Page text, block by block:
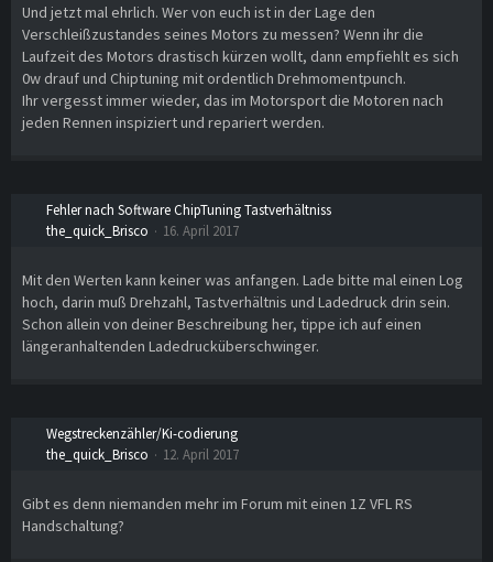
Und jetzt mal ehrlich. Wer von euch ist in der Lage den
Verschleißzustandes seines Motors zu messen? Wenn ihr die
Laufzeit des Motors drastisch kürzen wollt, dann empfiehlt es sich
0w drauf und Chiptuning mit ordentlich Drehmomentpunch.
Ihr vergesst immer wieder, das im Motorsport die Motoren nach
jeden Rennen inspiziert und repariert werden.
Fehler nach Software ChipTuning Tastverhältniss
the_quick_Brisco
16. April 2017
Mit den Werten kann keiner was anfangen. Lade bitte mal einen Log
hoch, darin muß Drehzahl, Tastverhältnis und Ladedruck drin sein.
Schon allein von deiner Beschreibung her, tippe ich auf einen
längeranhaltenden Ladedrucküberschwinger.
Wegstreckenzähler/Ki-codierung
the_quick_Brisco
12. April 2017
Gibt es denn niemanden mehr im Forum mit einen 1Z VFL RS
Handschaltung?